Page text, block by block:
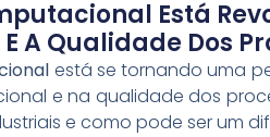
Está
A Qualidade Dos
está se tornando uma
e na qualidade dos
e como pode ser um